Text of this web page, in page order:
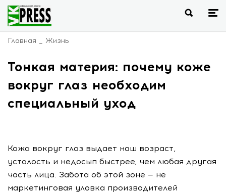
Главная Жизнь
Тонкая материя: почему коже
вокруг глаз необходим
специальный уход
Кожа вокруг глаз выдает наш возраст,
усталость и недосып быстрее, чем любая другая
часть лица. Забота об этой зоне — не
маркетинговая уловка производителей